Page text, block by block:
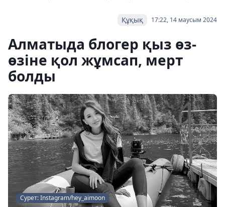
17:22, 14 маусым 2024
Құқық
Алматыда блогер қыз өз-
өзіне қол жұмсап, мерт
болды
Сурет: Instagram/hey_aimoon